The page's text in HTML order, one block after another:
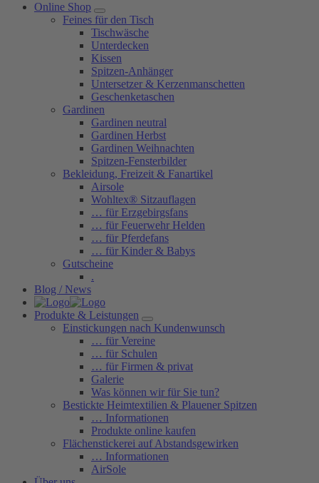
Online Shop
Feines für den Tisch
Tischwäsche
Unterdecken
Kissen
Spitzen-Anhänger
Untersetzer & Kerzenmanschetten
Geschenketaschen
Gardinen
Gardinen neutral
Gardinen Herbst
Gardinen Weihnachten
Spitzen-Fensterbilder
Bekleidung, Freizeit & Fanartikel
Airsole
Wohltex® Sitzauflagen
… für Erzgebirgsfans
… für Feuerwehr Helden
… für Pferdefans
… für Kinder & Babys
Gutscheine
.
Blog / News
Produkte & Leistungen
Einstickungen nach Kundenwunsch
… für Vereine
… für Schulen
… für Firmen & privat
Galerie
Was können wir für Sie tun?
Bestickte Heimtextilien & Plauener Spitzen
… Informationen
Produkte online kaufen
Flächenstickerei auf Abstandsgewirken
… Informationen
AirSole